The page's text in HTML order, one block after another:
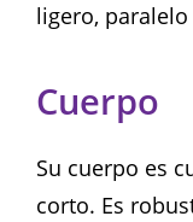
ligero,
Cuerpo
Su cuerpo es
corto. Es